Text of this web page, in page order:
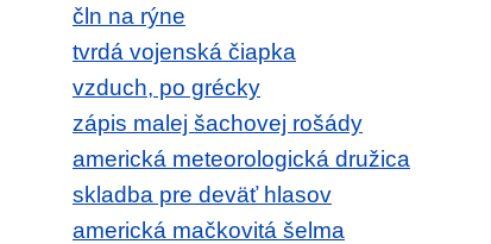
čln na rýne
tvrdá vojenská čiapka
vzduch, po grécky
zápis malej šachovej rošády
americká meteorologická družica
skladba pre deväť hlasov
americká mačkovitá šelma